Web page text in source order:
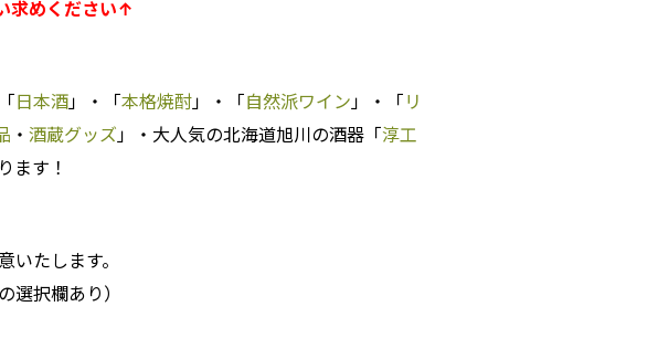
求めください↑
日本酒」・「本格焼酎」・「自然派ワイン」・「 リ
・ 酒蔵グッズ」・大人気の北海道旭川の酒器「淳工
ます！
たします。
選択欄あり）